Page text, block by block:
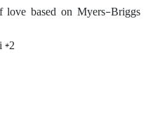
love based on Myers-Briggs
*2